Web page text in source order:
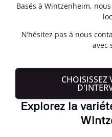
Basés à Wintzenheim,
N’hésitez pas à nous
avec
CHOISISSEZ
Explorez la